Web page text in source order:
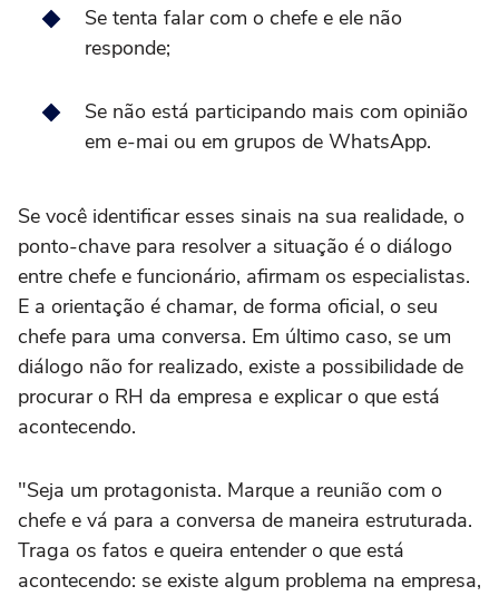
Se tenta falar com o chefe e ele não
responde;
Se não está participando mais com opinião
em e-mai ou em grupos de WhatsApp.
Se você identificar esses sinais na sua realidade, o
ponto-chave para resolver a situação é o diálogo
entre chefe e funcionário, afirmam os especialistas.
E a orientação é chamar, de forma oficial, o seu
chefe para uma conversa. Em último caso, se um
diálogo não for realizado, existe a possibilidade de
procurar o RH da empresa e explicar o que está
acontecendo.
"Seja um protagonista. Marque a reunião com o
chefe e vá para a conversa de maneira estruturada.
Traga os fatos e queira entender o que está
acontecendo: se existe algum problema na empresa,